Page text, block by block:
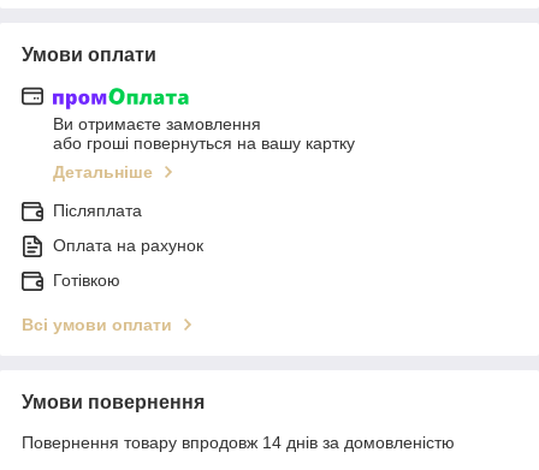
Умови оплати
Ви отримаєте замовлення
або гроші повернуться на вашу картку
Детальніше
Післяплата
Оплата на рахунок
Готівкою
Всі умови оплати
Умови повернення
Повернення товару впродовж 14 днів за домовленістю